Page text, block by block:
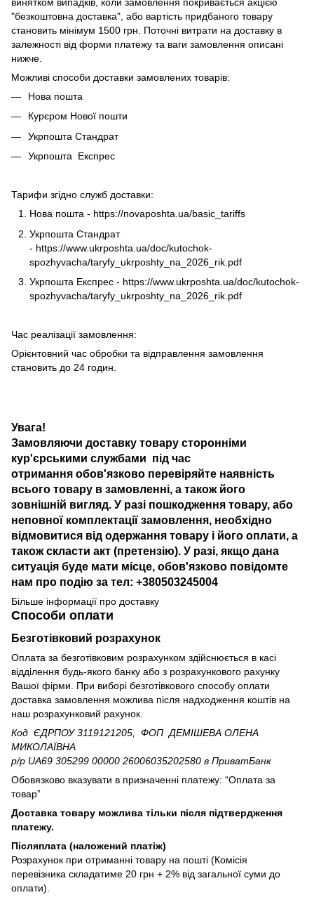
"безкоштовна доставка", або вартість придбаного товару
становить мінімум 1500 грн. Поточні витрати на доставку в
залежності від форми платежу та ваги замовлення описані
нижче.
Можливі способи доставки замовлених товарів:
Нова пошта
Курєром Нової пошти
Укрпошта Стандрат
Укрпошта Експрес
Тарифи згідно служб доставки:
Нова пошта - https://novaposhta.ua/basic_tariffs
Укрпошта Стандрат
- https://www.ukrposhta.ua/doc/kutochok-
spozhyvacha/taryfy_ukrposhty_na_2026_rik.pdf
Укрпошта Експрес - https://www.ukrposhta.ua/doc/kutochok-
spozhyvacha/taryfy_ukrposhty_na_2026_rik.pdf
Час реалізації замовлення:
Орієнтовний час обробки та відправлення замовлення
становить до 24 годин.
Увага!
Замовляючи доставку товару сторонніми
кур'єрськими службами під час
отримання обов'язково перевіряйте наявність
всього товару в замовленні, а також його
зовнішній вигляд. У разі пошкодження товару, або
неповної комплектації замовлення, необхідно
відмовитися від одержання товару і його оплати, а
також скласти акт (претензію). У разі, якщо дана
ситуація буде мати місце, обов'язково повідомте
нам про подію за тел: +380503245004
Більше інформації про доставку
Способи оплати
Безготівковий розрахунок
Оплата за безготівковим розрахунком здійснюється в касі
відділення будь-якого банку або з розрахункового рахунку
Вашої фірми. При виборі безготівкового способу оплати
доставка замовлення можлива після надходження коштів на
наш розрахунковий рахунок.
Код ЄДРПОУ 3119121205, ФОП ДЕМІШЕВА ОЛЕНА
МИКОЛАЇВНА
р/р UA69 305299 00000 26006035202580 в ПриватБанк
Обовязково вказувати в призначенні платежу: “Оплата за
товар”
Доставка товару можлива тільки після підтвердження
платежу.
Післяплата (наложений платіж)
Розрахунок при отриманні товару на пошті (Комісія
перевізника складатиме 20 грн + 2% від загальної суми до
оплати).